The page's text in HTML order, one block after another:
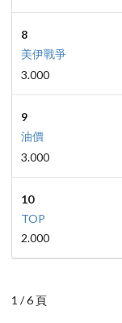
8
美伊戰爭
3.000
9
油價
3.000
10
TOP
2.000
1 / 6 頁